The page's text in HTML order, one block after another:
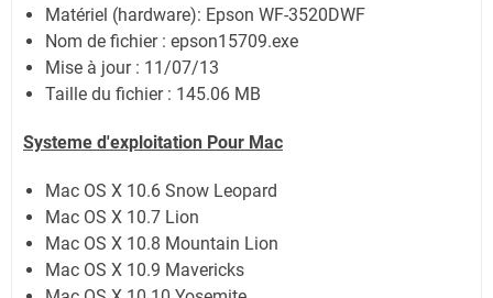
Matériel (hardware): Epson WF-3520DWF
Nom de fichier : epson15709.exe
Mise à jour : 11/07/13
Taille du fichier : 145.06 MB
Systeme d'exploitation Pour Mac
Mac OS X 10.6 Snow Leopard
Mac OS X 10.7 Lion
Mac OS X 10.8 Mountain Lion
Mac OS X 10.9 Mavericks